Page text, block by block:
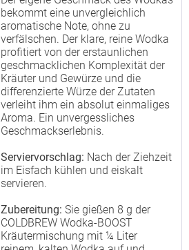
bekommt eine unvergleichlich
aromatische Note, ohne zu
verfälschen. Der klare, reine Wodka
profitiert von der erstaunlichen
geschmacklichen Komplexität der
Kräuter und Gewürze und die
differenzierte Würze der Zutaten
verleiht ihm ein absolut einmaliges
Aroma. Ein unvergessliches
Geschmackserlebnis.
Serviervorschlag: Nach der Ziehzeit
im Eisfach kühlen und eiskalt
servieren.
Zubereitung: Sie gießen 8 g der
COLDBREW Wodka-BOOST
Kräutermischung mit ¼ Liter